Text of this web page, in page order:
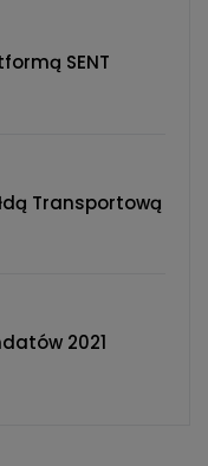
SENT
Transportową
2021